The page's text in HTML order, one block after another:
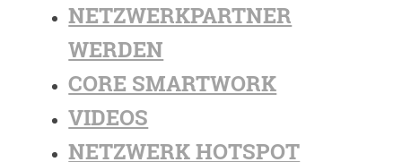
NETZWERKPARTNER
WERDEN
CORE SMARTWORK
VIDEOS
NETZWERK HOTSPOT